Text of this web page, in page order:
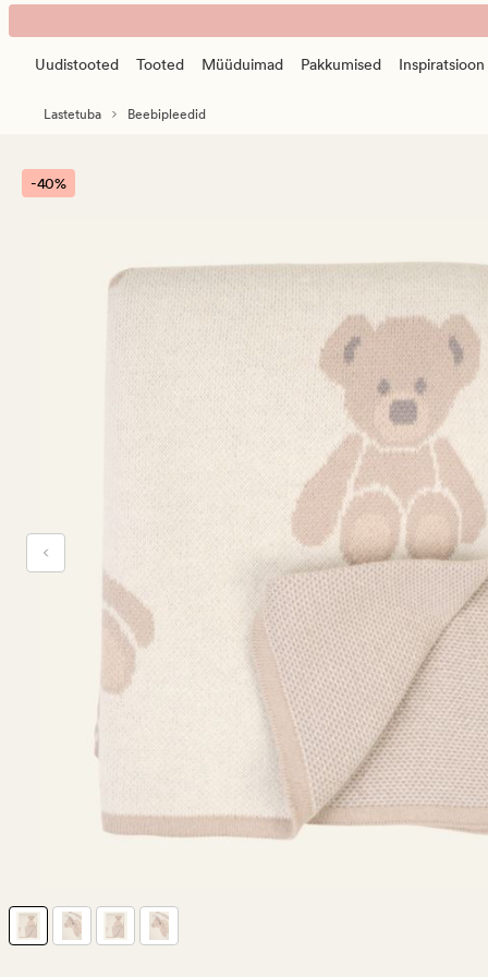
Teddy
pleed
mitmevärviline/beez
banner.
PressUudistooted Tooted Müüduimad Pakkumised Inspiratsioon
Lastetuba Beebipleedid
-40%